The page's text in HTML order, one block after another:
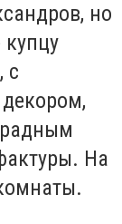
но
с
На
комнаты.